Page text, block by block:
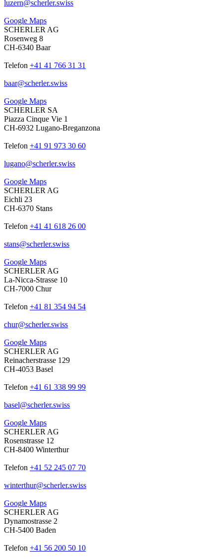
luzern@scherler.swiss
Google Maps
SCHERLER AG
Rosenweg 8
CH-6340 Baar
Telefon +41 41 766 31 31
baar@scherler.swiss
Google Maps
SCHERLER SA
Piazza Cinque Vie 1
CH-6932 Lugano-Breganzona
Telefon +41 91 973 30 60
lugano@scherler.swiss
Google Maps
SCHERLER AG
Eichli 23
CH-6370 Stans
Telefon +41 41 618 26 00
stans@scherler.swiss
Google Maps
SCHERLER AG
La-Nicca-Strasse 10
CH-7000 Chur
Telefon +41 81 354 94 54
chur@scherler.swiss
Google Maps
SCHERLER AG
Reinacherstrasse 129
CH-4053 Basel
Telefon +41 61 338 99 99
basel@scherler.swiss
Google Maps
SCHERLER AG
Rosenstrasse 12
CH-8400 Winterthur
Telefon +41 52 245 07 70
winterthur@scherler.swiss
Google Maps
SCHERLER AG
Dynamostrasse 2
CH-5400 Baden
Telefon +41 56 200 50 10